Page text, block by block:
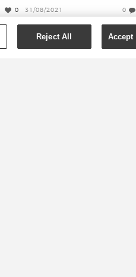
0 31/08/2021 0
Reject All Accept